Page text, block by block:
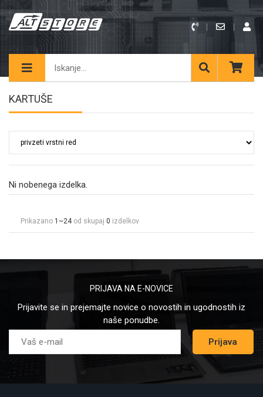
KARTUŠE
Ni nobenega izdelka.
Prikazano 1~24od skupaj 0 izdelkov
PRIJAVA NA E-NOVICE
Prijavite se in prejemajte novice o novostih in ugodnostih iz
naše ponudbe.
Prijava